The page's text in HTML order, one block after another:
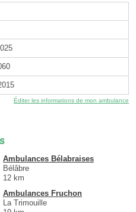
Éditer les informations de mon ambulance
Ambulances Bélabraises
Bélâbre
12 km
Ambulances Fruchon
La Trimouille